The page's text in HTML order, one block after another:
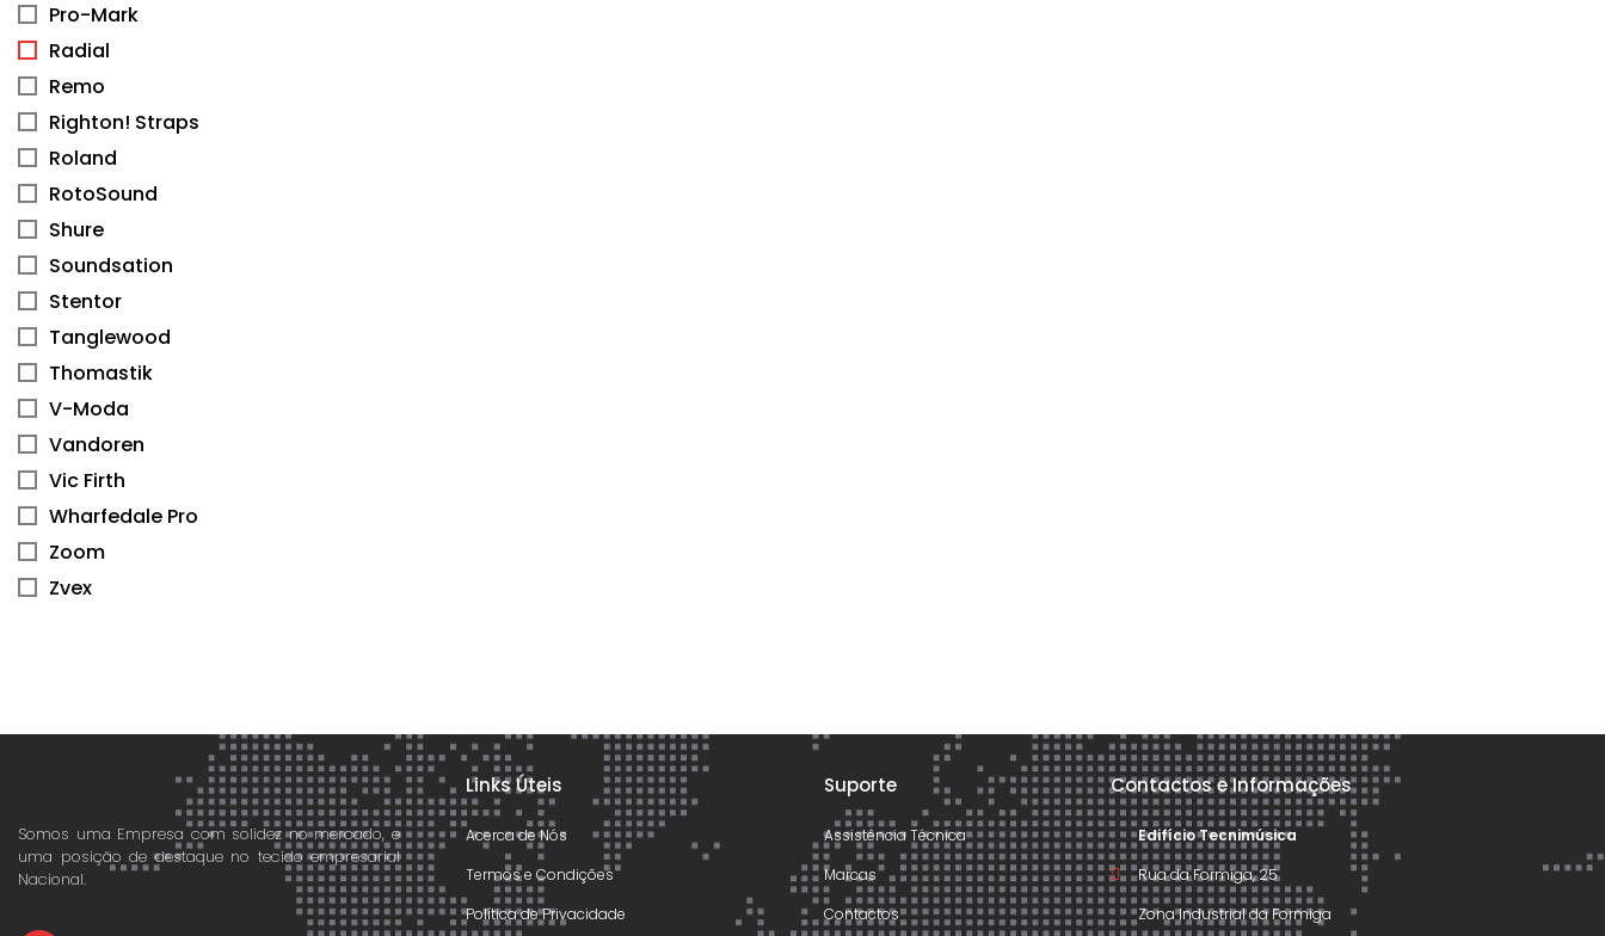
Pro-Mark
Radial
Remo
Righton! Straps
Roland
RotoSound
Shure
Soundsation
Stentor
Tanglewood
Thomastik
V-Moda
Vandoren
Vic Firth
Wharfedale Pro
Zoom
Zvex
Somos uma Empresa com solidez no mercado, e
uma posição de destaque no tecido empresarial
Nacional.
Links Úteis
Acerca de Nós
Termos e Condições
Política de Privacidade
Suporte
Assistência Técnica
Marcas
Contactos
Contactos e Informações
Edifício Tecnimúsica
Rua da Formiga, 25
Zona Industrial da Formiga